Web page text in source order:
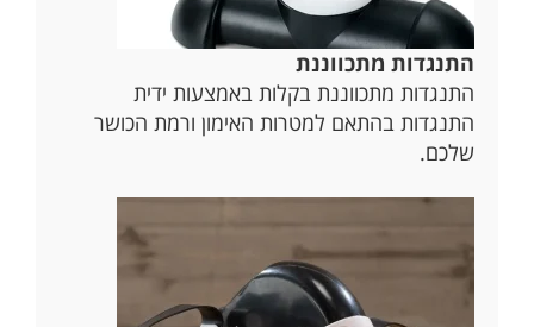
התנגדות מתכווננת
התנגדות מתכווננת בקלות באמצעות ידית
התנגדות בהתאם למטרות האימון ורמת הכושר
שלכם.